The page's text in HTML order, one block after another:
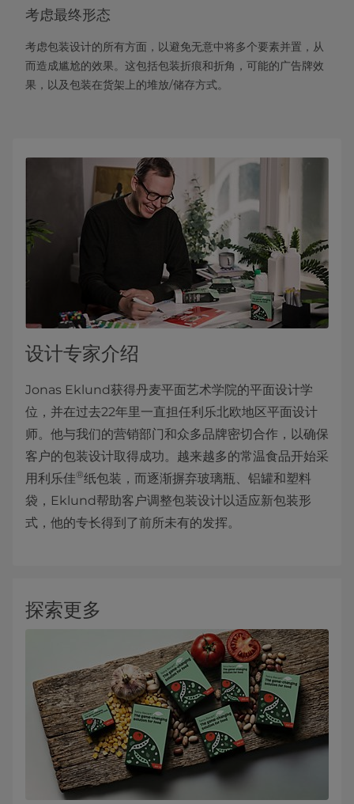
考虑最终形态
考虑包装设计的所有方面，以避免无意中将多个要素并置，从
而造成尴尬的效果。这包括包装折痕和折角，可能的广告牌效
果，以及包装在货架上的堆放/储存方式。
设计专家介绍
Jonas Eklund获得丹麦平面艺术学院的平面设计学
位，并在过去22年里一直担任利乐北欧地区平面设计
师。他与我们的营销部门和众多品牌密切合作，以确保
客户的包装设计取得成功。越来越多的常温食品开始采
用利乐佳®纸包装，而逐渐摒弃玻璃瓶、铝罐和塑料
袋，Eklund帮助客户调整包装设计以适应新包装形
式，他的专长得到了前所未有的发挥。
探索更多